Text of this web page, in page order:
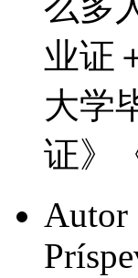
业证
大学
证》
Autor